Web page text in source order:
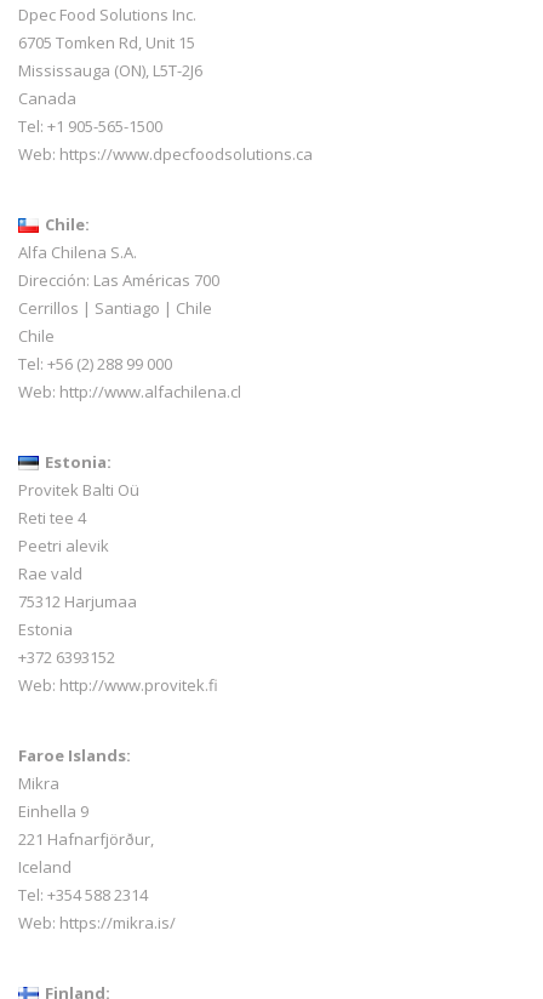
Dpec Food Solutions Inc.
6705 Tomken Rd, Unit 15
Mississauga (ON), L5T-2J6
Canada
Tel: +1 905-565-1500
Web: https://www.dpecfoodsolutions.ca
Chile:
Alfa Chilena S.A.
Dirección: Las Américas 700
Cerrillos | Santiago | Chile
Chile
Tel: +56 (2) 288 99 000
Web: http://www.alfachilena.cl
Estonia:
Provitek Balti Oü
Reti tee 4
Peetri alevik
Rae vald
75312 Harjumaa
Estonia
+372 6393152
Web: http://www.provitek.fi
Faroe Islands:
Mikra
Einhella 9
221 Hafnarfjörður,
Iceland
Tel: +354 588 2314
Web: https://mikra.is/
Finland: